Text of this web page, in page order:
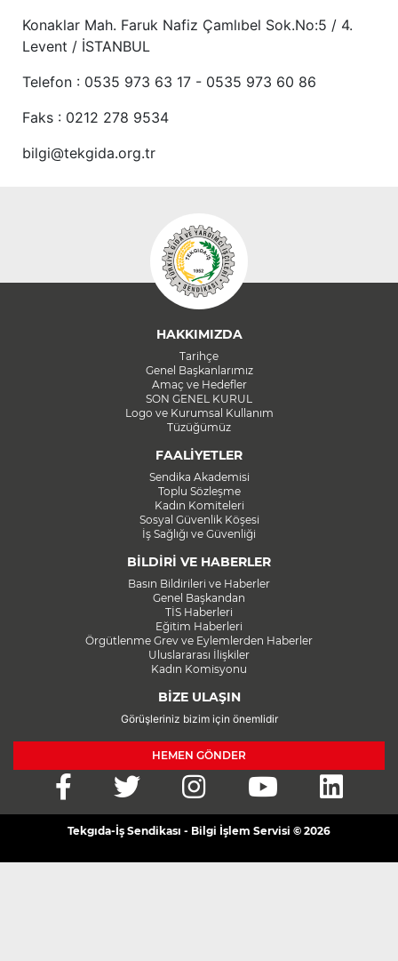
Konaklar Mah. Faruk Nafiz Çamlıbel Sok.No:5 / 4.
Levent / İSTANBUL
Telefon : 0535 973 63 17 - 0535 973 60 86
Faks : 0212 278 9534
bilgi@tekgida.org.tr
HAKKIMIZDA
Tarihçe
Genel Başkanlarımız
Amaç ve Hedefler
SON GENEL KURUL
Logo ve Kurumsal Kullanım
Tüzüğümüz
FAALİYETLER
Sendika Akademisi
Toplu Sözleşme
Kadın Komiteleri
Sosyal Güvenlik Köşesi
İş Sağlığı ve Güvenliği
BİLDİRİ VE HABERLER
Basın Bildirileri ve Haberler
Genel Başkandan
TİS Haberleri
Eğitim Haberleri
Örgütlenme Grev ve Eylemlerden Haberler
Uluslararası İlişkiler
Kadın Komisyonu
BİZE ULAŞIN
Görüşleriniz bizim için önemlidir
HEMEN GÖNDER
Tekgıda-İş Sendikası - Bilgi İşlem Servisi © 2026